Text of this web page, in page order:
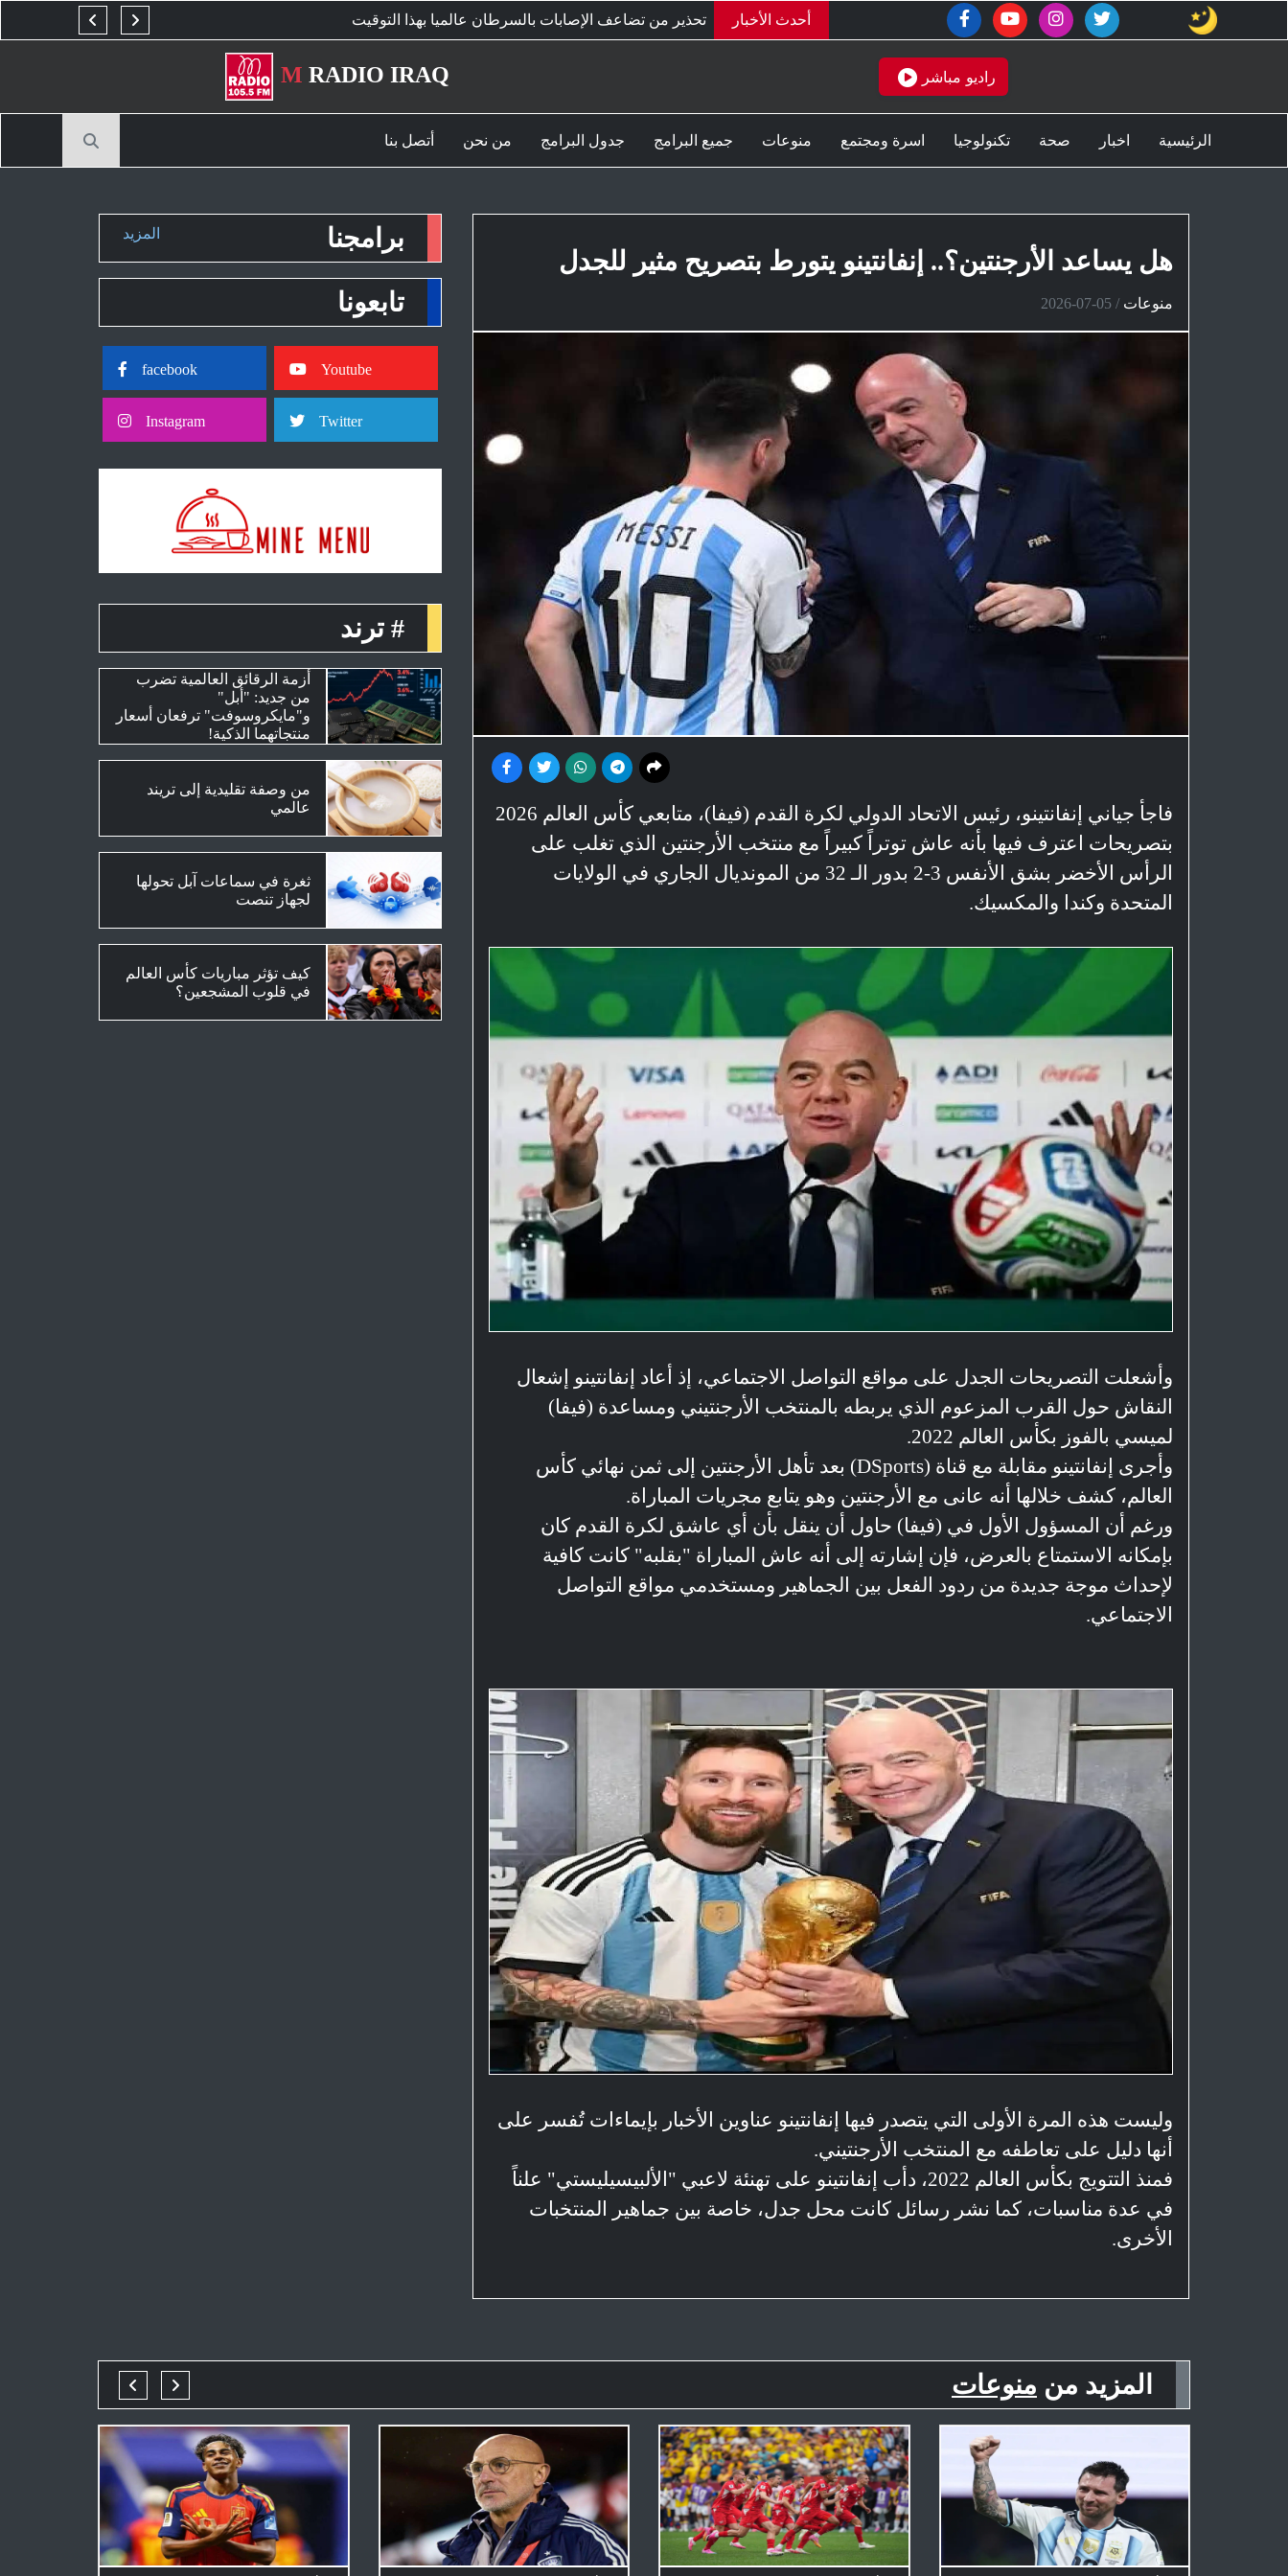
أحدث الأخبار تحدد موعد وقف بيع أجهزة "سويتش" في السعودية والإمارات تحذير من تضاعف الإصابات بالسرطان عالميا بهذا التوقيت لا تشحن هاتفك في السرير.. 6 أسباب تدفعك للتوقف عن هذه العادة
M RADIO IRAQ راديو مباشر
الرئيسية اخبار صحة تكنولوجيا اسرة ومجتمع منوعات جميع البرامج جدول البرامج من نحن أتصل بنا
هل يساعد الأرجنتين؟.. إنفانتينو يتورط بتصريح مثير للجدل
منوعات /
2026-07-05
فاجأ جياني إنفانتينو، رئيس الاتحاد الدولي لكرة القدم (فيفا)، متابعي كأس العالم 2026
بتصريحات اعترف فيها بأنه عاش توتراً كبيراً مع منتخب الأرجنتين الذي تغلب على
الرأس الأخضر بشق الأنفس 3-2 بدور الـ 32 من المونديال الجاري في الولايات
المتحدة وكندا والمكسيك.
وأشعلت التصريحات الجدل على مواقع التواصل الاجتماعي، إذ أعاد إنفانتينو إشعال
النقاش حول القرب المزعوم الذي يربطه بالمنتخب الأرجنتيني ومساعدة (فيفا)
لميسي بالفوز بكأس العالم 2022.
وأجرى إنفانتينو مقابلة مع قناة (DSports) بعد تأهل الأرجنتين إلى ثمن نهائي كأس
العالم، كشف خلالها أنه عانى مع الأرجنتين وهو يتابع مجريات المباراة.
ورغم أن المسؤول الأول في (فيفا) حاول أن ينقل بأن أي عاشق لكرة القدم كان
بإمكانه الاستمتاع بالعرض، فإن إشارته إلى أنه عاش المباراة "بقلبه" كانت كافية
لإحداث موجة جديدة من ردود الفعل بين الجماهير ومستخدمي مواقع التواصل
الاجتماعي.
وليست هذه المرة الأولى التي يتصدر فيها إنفانتينو عناوين الأخبار بإيماءات تُفسر على
أنها دليل على تعاطفه مع المنتخب الأرجنتيني.
فمنذ التتويج بكأس العالم 2022، دأب إنفانتينو على تهنئة لاعبي "الألبيسيليستي" علناً
في عدة مناسبات، كما نشر رسائل كانت محل جدل، خاصة بين جماهير المنتخبات
الأخرى.
برامجنا المزيد
تابعونا
facebook Youtube
Instagram Twitter
# ترند
أزمة الرقائق العالمية تضرب
من جديد: "أبل"
و"مايكروسوفت" ترفعان أسعار
منتجاتهما الذكية!
من وصفة تقليدية إلى تريند
عالمي
ثغرة في سماعات آبل تحولها
لجهاز تنصت
كيف تؤثر مباريات كأس العالم
في قلوب المشجعين؟
المزيد من منوعات